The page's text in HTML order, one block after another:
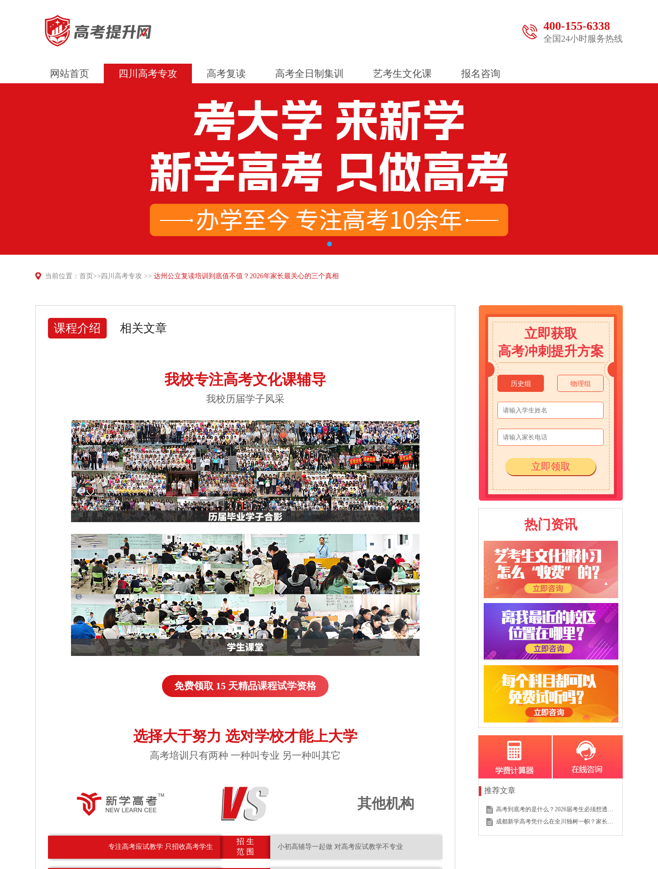
400-155-6338
全国24小时服务热线
网站首页 四川高考专攻 高考复读 高考全日制集训 艺考生文化课 报名咨询
当前位置： 首页 >> 四川高考专攻 >> 达州公立复读培训到底值不值？2026年家长最关心的三个真相
课程介绍 相关文章
我校专注高考文化课辅导
我校历届学子风采
免费领取 15 天精品课程试学资格
选择大于努力 选对学校才能上大学
高考培训只有两种 一种叫专业 另一种叫其它
其他机构
专注高考应试教学 只招收高考学生
招 生
范 围
小初高辅导一起做 对高考应试教学不专业
立即获取
高考冲刺提升方案
历史组 物理组
立即领取
热门资讯
推荐文章
高考到底考的是什么？2026届考生必须想透的这个底层逻辑
成都新学高考凭什么在全川独树一帜？家长的真实选择说明一切